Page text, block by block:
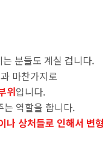
분들도 계실 겁니다.
마찬가지로
위입니다.
는 역할을 합니다.
나 상처들로 인해서 변